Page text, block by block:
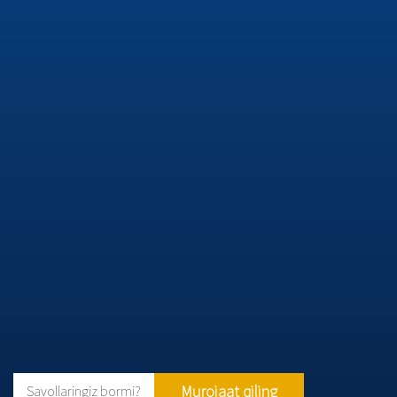
Savollaringiz bormi? Murojaat qiling